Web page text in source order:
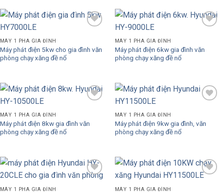
MÁY 1 PHA GIA ĐÌNH
Máy phát điện 5kw cho gia đình văn
phòng chạy xăng đề nổ
MÁY 1 PHA GIA ĐÌNH
Máy phát điện 6kw gia đình văn
phòng chạy xăng đề nổ
MÁY 1 PHA GIA ĐÌNH
Máy phát điện 8kw gia đình văn
phòng chạy xăng đề nổ
MÁY 1 PHA GIA ĐÌNH
Máy phát điện 9kw gia đình, văn
phòng chạy xăng đề nổ
Add to
MÁY 1 PHA GIA ĐÌNH MÁY 1 PHA GIA ĐÌNH